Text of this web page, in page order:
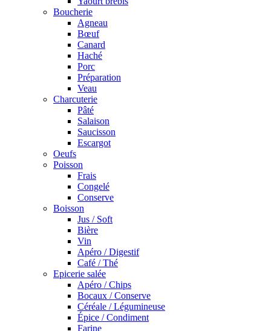
Boucherie
Agneau
Bœuf
Canard
Haché
Porc
Préparation
Veau
Charcuterie
Pâté
Salaison
Saucisson
Escargot
Oeufs
Poisson
Frais
Congelé
Conserve
Boisson
Jus / Soft
Bière
Vin
Apéro / Digestif
Café / Thé
Epicerie salée
Apéro / Chips
Bocaux / Conserve
Céréale / Légumineuse
Épice / Condiment
Farine